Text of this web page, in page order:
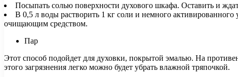
Посыпать солью поверхности духового шкафа. Оставить и
В 0,5 л воды растворить 1 кг соли и немного
очищающим средством.
Пар
Этот способ подойдет для духовки, покрытой эмалью. На
этого загрязнения легко можно будет убрать влажной тряпочкой.